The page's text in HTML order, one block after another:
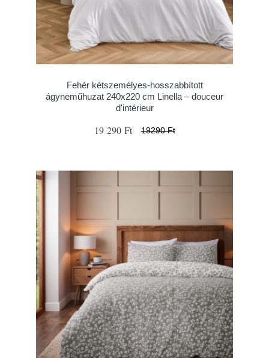
Fehér kétszemélyes-hosszabbított
ágyneműhuzat 240x220 cm Linella – douceur
d'intérieur
19 290 Ft 19290 Ft